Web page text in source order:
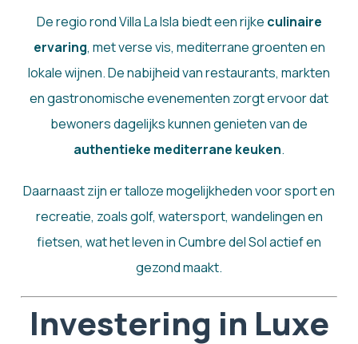
De regio rond Villa La Isla biedt een rijke culinaire
ervaring, met verse vis, mediterrane groenten en
lokale wijnen. De nabijheid van restaurants, markten
en gastronomische evenementen zorgt ervoor dat
bewoners dagelijks kunnen genieten van de
authentieke mediterrane keuken.
Daarnaast zijn er talloze mogelijkheden voor sport en
recreatie, zoals golf, watersport, wandelingen en
fietsen, wat het leven in Cumbre del Sol actief en
gezond maakt.
Investering in Luxe